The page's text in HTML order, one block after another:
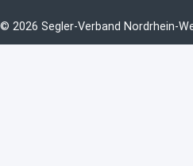
© 2026 Segler-Verband Nordrhein-